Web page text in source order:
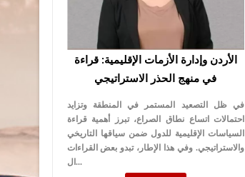
الأردن وإدارة الأزمات الإقليمية: قراءة
في منهج الحذر الاستراتيجي
في ظل التصعيد المستمر في المنطقة وتزايد
احتمالات اتساع نطاق الصراع، تبرز أهمية قراءة
السياسات الإقليمية للدول ضمن سياقها التاريخي
والاستراتيجي. وفي هذا الإطار، تبدو بعض القراءات
ال...